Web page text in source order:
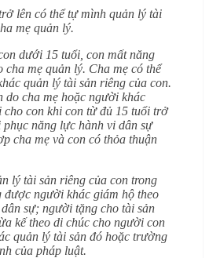
lên có thể tự mình quản lý tài
mẹ quản lý.
dưới 15 tuổi, con mất năng
cha mẹ quản lý. Cha mẹ có thể
quản lý tài sản riêng của con.
do cha mẹ hoặc người khác
con khi con từ đủ 15 tuổi trở
phục năng lực hành vi dân sự
cha mẹ và con có thỏa thuận
lý tài sản riêng của con trong
người khác giám hộ theo
sự; người tặng cho tài sản
kế theo di chúc cho người con
quản lý tài sản đó hoặc trường
của pháp luật.